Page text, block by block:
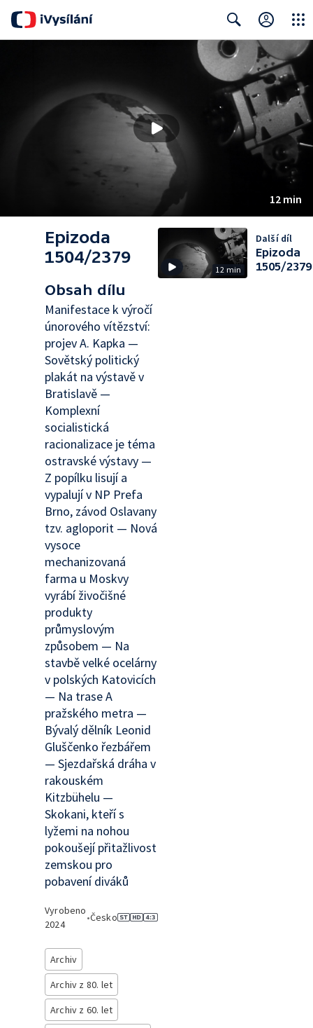
Search Close
12 min
Epizoda
1504/2379
Obsah dílu
Manifestace k výročí
únorového vítězství:
projev A. Kapka —
Sovětský politický
plakát na výstavě v
Bratislavě —
Komplexní
socialistická
racionalizace je téma
ostravské výstavy —
Z popílku lisují a
vypalují v NP Prefa
Brno, závod Oslavany
tzv. agloporit — Nová
vysoce
mechanizovaná
farma u Moskvy
vyrábí živočišné
produkty
průmyslovým
způsobem — Na
stavbě velké ocelárny
v polských Katovicích
— Na trase A
pražského metra —
Bývalý dělník Leonid
Gluščenko řezbářem
— Sjezdařská dráha v
rakouském
Kitzbühelu —
Skokani, kteří s
lyžemi na nohou
pokoušejí přitažlivost
zemskou pro
pobavení diváků
Vyrobeno
2024
•Česko
Archiv
Archiv z 80. let
Archiv z 60. let
12 min
Další díl
Epizoda
1505/2379